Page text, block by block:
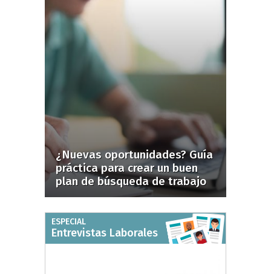
¿Nuevas oportunidades? Guía
práctica para crear un buen
plan de búsqueda de trabajo
ESPECIAL
Entrevistas Laborales